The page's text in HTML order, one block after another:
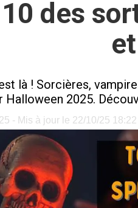
des
là ! Sorcières,
Halloween 2025.
- Mis à jour le 22/10/25 18:22